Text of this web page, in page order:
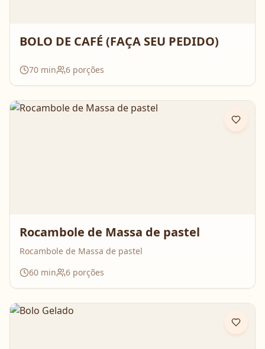
BOLO DE CAFÉ (FAÇA SEU PEDIDO)
70 min 6 porções
Rocambole de Massa de pastel
Rocambole de Massa de pastel
60 min 6 porções